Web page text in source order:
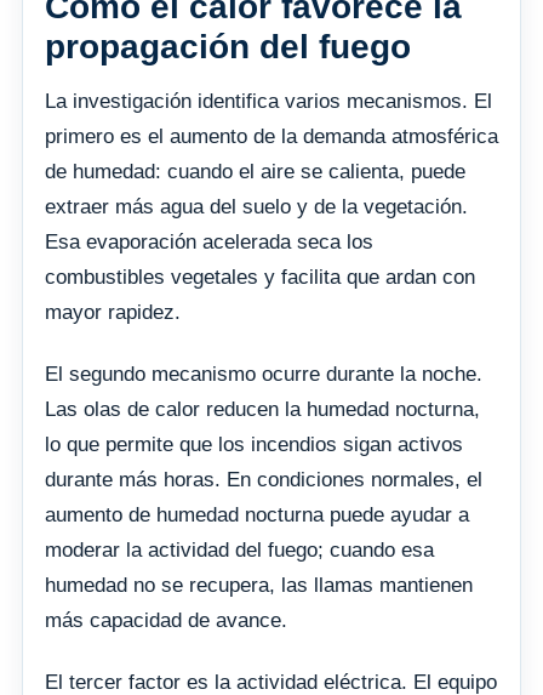
propagación del fuego
La investigación identifica varios mecanismos. El
primero es el aumento de la demanda atmosférica
de humedad: cuando el aire se calienta, puede
extraer más agua del suelo y de la vegetación.
Esa evaporación acelerada seca los
combustibles vegetales y facilita que ardan con
mayor rapidez.
El segundo mecanismo ocurre durante la noche.
Las olas de calor reducen la humedad nocturna,
lo que permite que los incendios sigan activos
durante más horas. En condiciones normales, el
aumento de humedad nocturna puede ayudar a
moderar la actividad del fuego; cuando esa
humedad no se recupera, las llamas mantienen
más capacidad de avance.
El tercer factor es la actividad eléctrica. El equipo